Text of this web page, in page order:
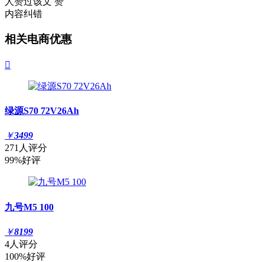
内容纠错
相关电商优惠

绿源S70 72V26Ah
￥3499
271人评分
99%好评
九号M5 100
￥8199
4人评分
100%好评